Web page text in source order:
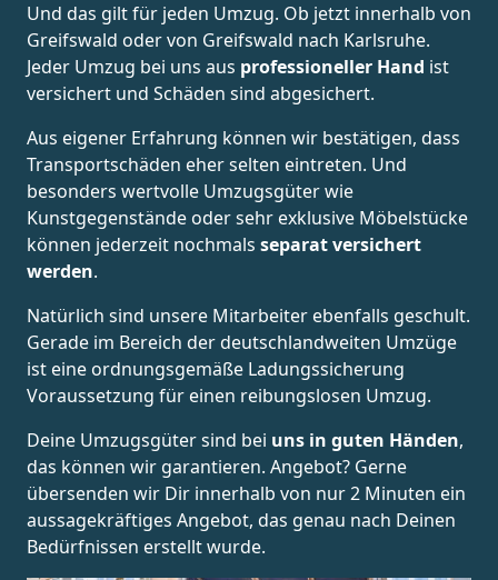
Und das gilt für jeden Umzug. Ob jetzt innerhalb von
Greifswald oder von Greifswald nach Karlsruhe.
Jeder Umzug bei uns aus professioneller Hand ist
versichert und Schäden sind abgesichert.
Aus eigener Erfahrung können wir bestätigen, dass
Transportschäden eher selten eintreten. Und
besonders wertvolle Umzugsgüter wie
Kunstgegenstände oder sehr exklusive Möbelstücke
können jederzeit nochmals separat versichert
werden.
Natürlich sind unsere Mitarbeiter ebenfalls geschult.
Gerade im Bereich der deutschlandweiten Umzüge
ist eine ordnungsgemäße Ladungssicherung
Voraussetzung für einen reibungslosen Umzug.
Deine Umzugsgüter sind bei uns in guten Händen,
das können wir garantieren. Angebot? Gerne
übersenden wir Dir innerhalb von nur 2 Minuten ein
aussagekräftiges Angebot, das genau nach Deinen
Bedürfnissen erstellt wurde.